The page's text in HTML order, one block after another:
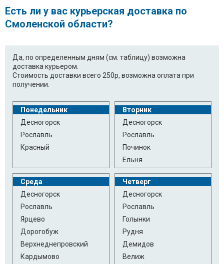
Есть ли у вас курьерская доставка по
Смоленской области?
Да, по определенным дням (см. таблицу) возможна
доставка курьером.
Стоимость доставки всего 250р, возможна оплата при
получении.
Понедельник
Десногорск
Рославль
Красный
Вторник
Десногорск
Рославль
Починок
Ельня
Среда
Десногорск
Рославль
Ярцево
Дорогобуж
Верхнеднепровский
Кардымово
Четверг
Десногорск
Рославль
Голынки
Рудня
Демидов
Велиж